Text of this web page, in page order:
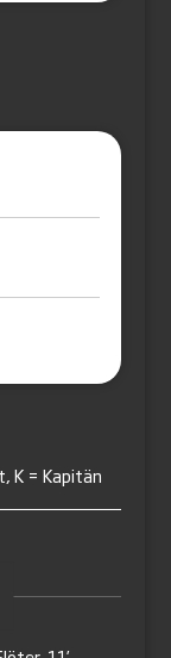
K = Kapitän